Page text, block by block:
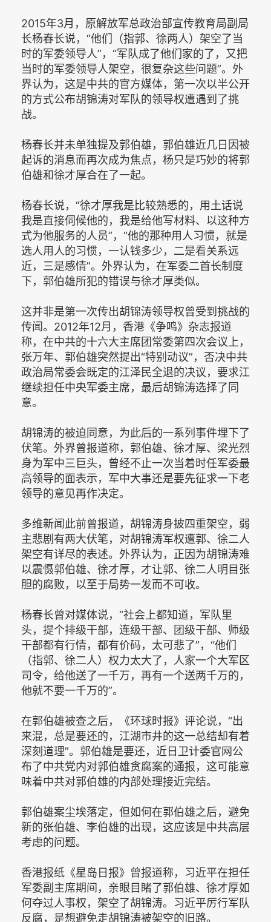
2015年3月，原解放军总政治部宣传教育局副局
长杨春长说，“他们（指郭、徐两人）架空了当
时的军委领导人”，“军队成了他们家的了，又把
当时的军委领导人架空，很复杂这些问题”。外
界认为，这是中共的官方媒体，第一次以半公开
的方式公布胡锦涛对军队的领导权遭遇到了挑
战。
杨春长并未单独提及郭伯雄，郭伯雄近几日因被
起诉的消息而再次成为焦点，杨只是巧妙的将郭
伯雄和徐才厚合在了一起。
杨春长说，“徐才厚我是比较熟悉的，用土话说
我是直接伺候他的，我是给他写材料、以这种方
式为他服务的人员”，“他的那种用人习惯，就是
选人用人的习惯，一认钱多少，二是看关系远
近，三是感情”。外界认为，在军委二首长制度
下，郭伯雄所犯的错误与徐才厚类似。
这并非是第一次传出胡锦涛领导权曾受到挑战的
传闻。2012年12月，香港《争鸣》杂志报道
称，在中共的十六大主席团常委第四次会议上，
张万年、郭伯雄突然提出“特别动议”，否决中共
政治局常委会既定的江泽民全退的决议，要求江
继续担任中央军委主席，最后胡锦涛选择了同
意。
胡锦涛的被迫同意，为此后的一系列事件埋下了
伏笔。外界曾报道称，郭伯雄、徐才厚、梁光烈
身为军中三巨头，曾经不止一次当着时任军委最
高领导的面表示，军中大事还是要先征求一下老
领导的意见再作决定。
多维新闻此前曾报道，胡锦涛身披四重架空，弱
主悲剧有两大伏笔，对胡锦涛军权遭郭、徐二人
架空有详尽的表述。外界认为，正因为胡锦涛难
以震慑郭伯雄、徐才厚，才让郭、徐二人明目张
胆的腐败，以至于局势一发而不可收。
杨春长曾对媒体说，“社会上都知道，军队里
头，提个排级干部，连级干部、团级干部、师级
干部都有行情，都有价码，太可悲了”，“他们
（指郭、徐二人）权力太大了，人家一个大军区
司令，给他送了一千万，再有一个送两千万的，
他就不要一千万的”。
在郭伯雄被查之后，《环球时报》评论说，“出
来混，总是要还的，江湖市井的这一总结却有着
深刻道理”。郭伯雄是要还，近日卫计委官网公
布了中共党内对郭伯雄贪腐案的通报，这可能意
味着中共对郭伯雄的内部处理接近完结。
郭伯雄案尘埃落定，但如何在郭伯雄之后，避免
新的张伯雄、李伯雄的出现，这应该是中共高层
考虑的问题。
香港报纸《星岛日报》曾报道称，习近平在担任
军委副主席期间，亲眼目睹了郭伯雄、徐才厚如
何夺过人事权，架空了胡锦涛。习近平厉行军队
反腐，是想避免走胡锦涛被架空的旧路。